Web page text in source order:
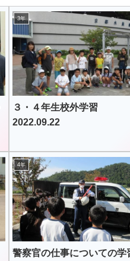
3年
３・４年生校外学習
2022.09.22
4年
警察官の仕事についての学